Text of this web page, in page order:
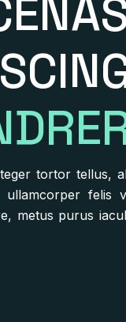
tortor tellus,
ullamcorper felis
metus purus